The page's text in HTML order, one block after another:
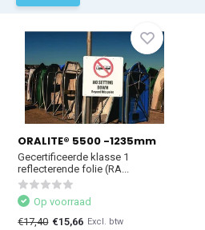
ORALITE® 5500 -1235mm
Gecertificeerde klasse 1
reflecterende folie (RA...
Op voorraad
€17,40 €15,66 Excl. btw